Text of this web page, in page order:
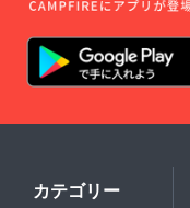
カテゴリー